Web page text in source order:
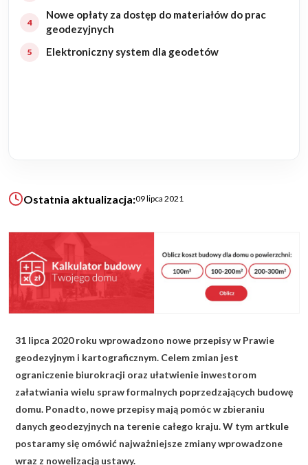
Remonty
Ogrody
KALKULATOR BUDOWY
BLOG
O NAS
KONAKT
ZAPISZ SIĘ
Nowe opłaty za dostęp do materiałów do prac
geodezyjnych
Elektroniczny system dla geodetów
Ostatnia aktualizacja:09 lipca 2021
31 lipca 2020 roku wprowadzono nowe przepisy w Prawie
geodezyjnym i kartograficznym. Celem zmian jest
ograniczenie biurokracji oraz ułatwienie inwestorom
załatwiania wielu spraw formalnych poprzedzających budowę
domu. Ponadto, nowe przepisy mają pomóc w zbieraniu
danych geodezyjnych na terenie całego kraju. W tym artkule
postaramy się omówić najważniejsze zmiany wprowadzone
wraz z nowelizacją ustawy.